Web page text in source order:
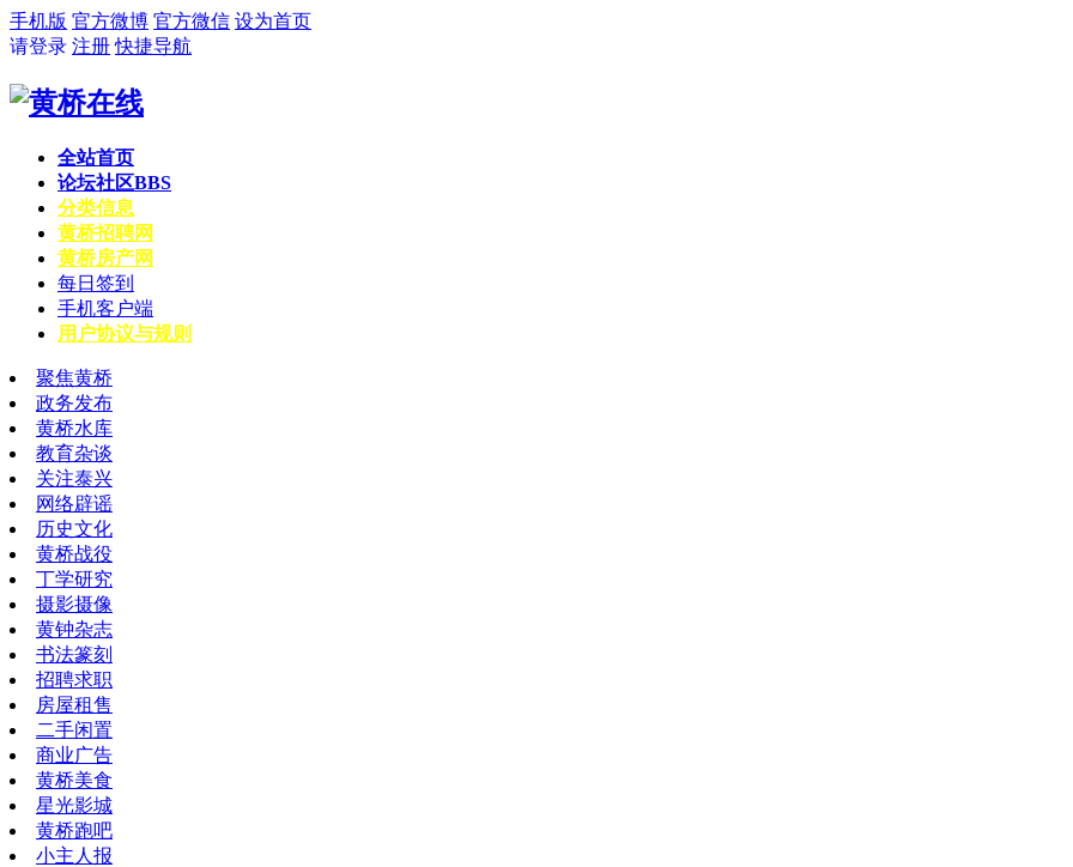
手机版 官方微博 官方微信 设为首页
请登录 注册 快捷导航
全站首页
论坛社区BBS
分类信息
黄桥招聘网
黄桥房产网
每日签到
手机客户端
用户协议与规则
聚焦黄桥
政务发布
黄桥水库
教育杂谈
关注泰兴
网络辟谣
历史文化
黄桥战役
丁学研究
摄影摄像
黄钟杂志
书法篆刻
招聘求职
房屋租售
二手闲置
商业广告
黄桥美食
星光影城
黄桥跑吧
小主人报